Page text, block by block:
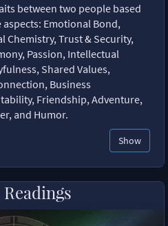
between two people based
Emotional Bond,
Chemistry, Trust & Security,
Passion, Intellectual
Shared Values,
Business
Friendship, Adventure,
and Humor.
Show